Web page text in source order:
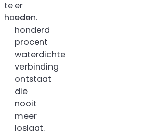
te
houden.
er
een
honderd
procent
waterdichte
verbinding
ontstaat
die
nooit
meer
loslaat.